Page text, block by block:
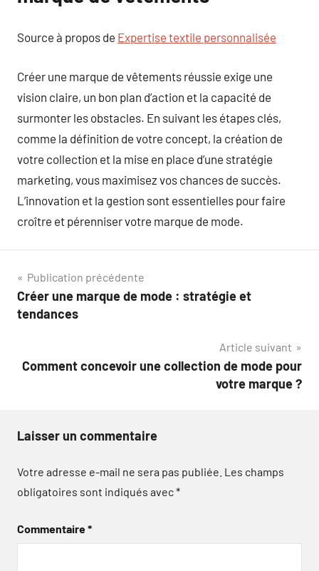
Source à propos de Expertise textile personnalisée
Créer une marque de vêtements réussie exige une
vision claire, un bon plan d’action et la capacité de
surmonter les obstacles. En suivant les étapes clés,
comme la définition de votre concept, la création de
votre collection et la mise en place d’une stratégie
marketing, vous maximisez vos chances de succès.
L’innovation et la gestion sont essentielles pour faire
croître et pérenniser votre marque de mode.
Navigation
de
Publication précédente
Créer une marque de mode : stratégie et
tendances
Article suivant
Comment concevoir une collection de mode pour
votre marque ?
Laisser un commentaire
Votre adresse e-mail ne sera pas publiée. Les champs
obligatoires sont indiqués avec*
Commentaire*